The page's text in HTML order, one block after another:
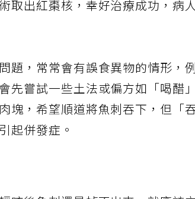
取出紅棗核，幸好治療成功，病
題，常常會有誤食異物的情形，例
先嘗試一些土法或偏方如「喝醋」
塊，希望順道將魚刺吞下，但「
起併發症。